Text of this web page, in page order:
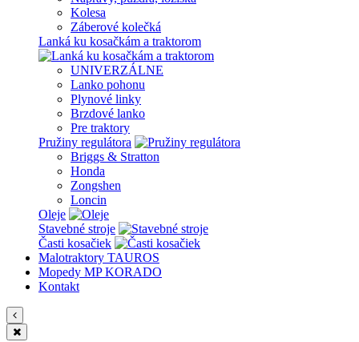
Kolesa
Záberové kolečká
Lanká ku kosačkám a traktorom
UNIVERZÁLNE
Lanko pohonu
Plynové linky
Brzdové lanko
Pre traktory
Pružiny regulátora
Briggs & Stratton
Honda
Zongshen
Loncin
Oleje
Stavebné stroje
Časti kosačiek
Malotraktory TAUROS
Mopedy MP KORADO
Kontakt